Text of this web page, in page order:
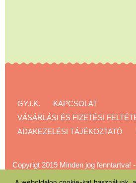
GY.I.K.
KAPCSOLAT
VÁSÁRLÁSI ÉS FIZETÉSI
ADAKEZELÉSI TÁJÉKOZTATÓ
Copyrigt 2019 Minden jog fenntartva! -